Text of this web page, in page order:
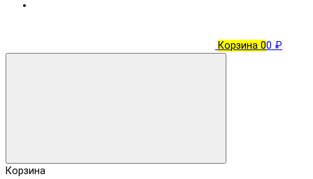
Корзина 00 ₽
Корзина